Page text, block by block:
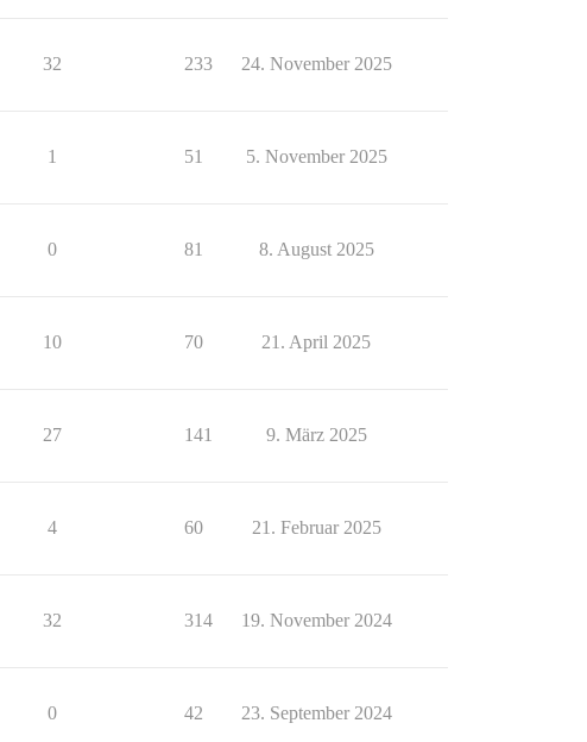
32 233 24. November 2025
1 51 5. November 2025
0 81 8. August 2025
10 70 21. April 2025
27 141 9. März 2025
4 60 21. Februar 2025
32 314 19. November 2024
0 42 23. September 2024